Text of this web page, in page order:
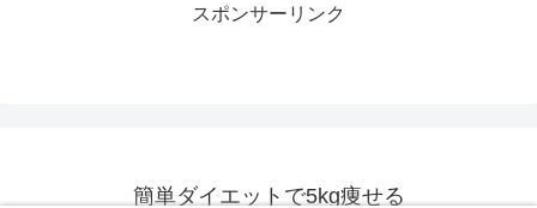
スポンサーリンク
簡単ダイエットで5kg痩せる